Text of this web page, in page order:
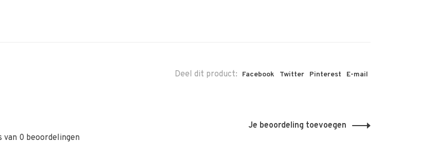
Deel dit product: Facebook Twitter Pinterest E-mail
van 0 beoordelingen
Je beoordeling toevoegen